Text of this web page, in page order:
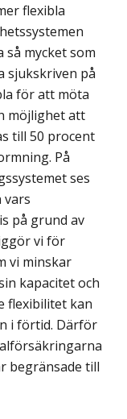
flexibla
så mycket som
sjukskriven på
för att möta
möjlighet att
till 50 procent
På
ses
vars
på grund av
vi för
vi minskar
kapacitet och
flexibilitet kan
i förtid. Därför
begränsade till